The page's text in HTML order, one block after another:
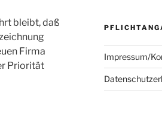
bleibt, daß
Firma
Priorität
Impressum/